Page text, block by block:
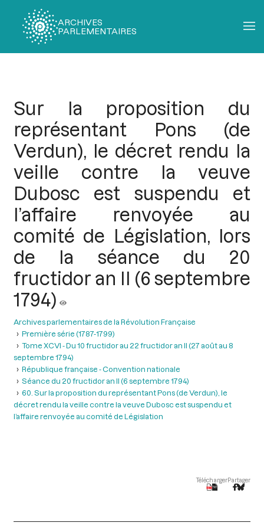
ARCHIVES
PARLEMENTAIRES
Sur la proposition du
représentant Pons (de
Verdun), le décret rendu la
veille contre la veuve
Dubosc est suspendu et
l’affaire renvoyée au
comité de Législation, lors
de la séance du 20
fructidor an II (6 septembre
1794)
Archives parlementaires de la Révolution Française
Première série (1787-1799)
Tome XCVI - Du 10 fructidor au 22 fructidor an II (27 août au 8
septembre 1794)
République française - Convention nationale
Séance du 20 fructidor an II (6 septembre 1794)
60. Sur la proposition du représentant Pons (de Verdun), le
décret rendu la veille contre la veuve Dubosc est suspendu et
l’affaire renvoyée au comité de Législation
TéléchargerPartager